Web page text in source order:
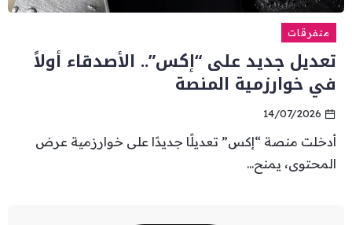
متفرقات
تعديل جديد على “إكس”.. الأصدقاء أولاً
في خوارزمية المنصة
14/07/2026
أدخلت منصة “إكس” تعديلًا جديدًا على خوارزمية عرض
المحتوى، يمنح...